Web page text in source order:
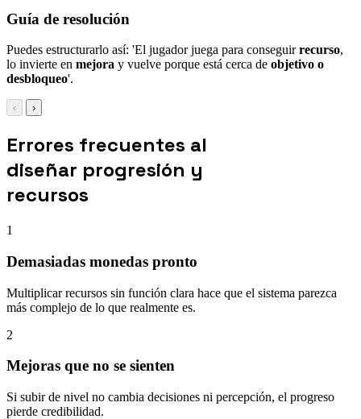
Guía de resolución
Puedes estructurarlo así: 'El jugador juega para conseguirrecurso,
lo invierte en mejora y vuelve porque está cerca de objetivo o
desbloqueo'.
‹ ›
Errores frecuentes al
diseñar progresión y
recursos
1
Demasiadas monedas pronto
Multiplicar recursos sin función clara hace que el sistema parezca
más complejo de lo que realmente es.
2
Mejoras que no se sienten
Si subir de nivel no cambia decisiones ni percepción, el progreso
pierde credibilidad.